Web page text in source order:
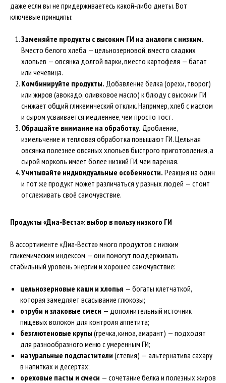
даже если вы не придерживаетесь какой‑либо диеты. Вот
ключевые принципы:
Заменяйте продукты с высоким ГИ на аналоги с низким.
Вместо белого хлеба — цельнозерновой, вместо сладких
хлопьев — овсянка долгой варки, вместо картофеля — батат
или чечевица.
Комбинируйте продукты. Добавление белка (орехи, творог)
или жиров (авокадо, оливковое масло) к блюду с высоким ГИ
снижает общий гликемический отклик. Например, хлеб с маслом
и сыром усваивается медленнее, чем просто тост.
Обращайте внимание на обработку. Дробление,
измельчение и тепловая обработка повышают ГИ. Цельная
овсянка полезнее овсяных хлопьев быстрого приготовления, а
сырой морковь имеет более низкий ГИ, чем варёная.
Учитывайте индивидуальные особенности. Реакция на один
и тот же продукт может различаться у разных людей — стоит
отслеживать своё самочувствие.
Продукты «Диа‑Веста»: выбор в пользу низкого ГИ
В ассортименте «Диа‑Веста» много продуктов с низким
гликемическим индексом — они помогут поддерживать
стабильный уровень энергии и хорошее самочувствие:
цельнозерновые каши и хлопья — богаты клетчаткой,
которая замедляет всасывание глюкозы;
отруби и злаковые смеси — дополнительный источник
пищевых волокон для контроля аппетита;
безглютеновые крупы (гречка, киноа, амарант) — подходят
для разнообразного меню с умеренным ГИ;
натуральные подсластители (стевия) — альтернатива сахару
в напитках и десертах;
ореховые пасты и смеси — сочетание белка и полезных жиров